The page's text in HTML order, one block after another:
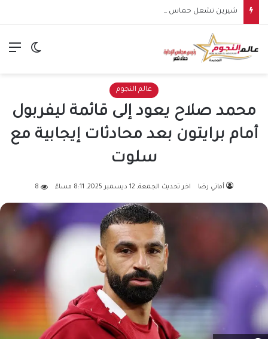
الوضع
عالم النجوم
محمد صلاح يعود إلى قائمة ليفربول
أمام برايتون بعد محادثات إيجابية مع
سلوت
أماني رضا اخر تحديث الجمعة, 12 ديسمبر 2025, 8:11 مساءً 8